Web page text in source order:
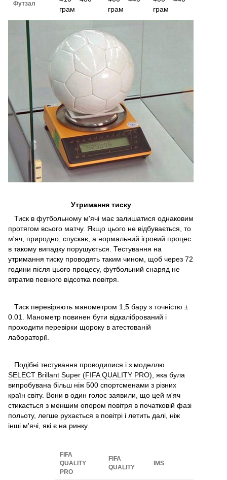
Футзал
грам
грам
грам
Утримання тиску
Тиск в футбольному м'ячі має залишатися однаковим
протягом всього матчу. Якщо цього не відбувається, то
м'яч, природно, спускає, а нормальний ігровий процес
в такому випадку порушується. Тестування на
утримання тиску проводять таким чином, щоб через 72
години після цього процесу, футбольний снаряд не
втратив певного відсотка повітря.
Тиск перевіряють манометром 1,5 бару з точністю ±
0.01. Манометр повинен бути відкалібрований і
проходити перевірки щороку в атестованій
лабораторії.
Подібні тестування проводилися і з моделлю
SELECT Brillant Super (FIFA QUALITY PRO), яка була
випробувана більш ніж 500 спортсменами з різних
країн світу. Вони в один голос заявили, що цей м'яч
стикається з меншим опором повітря в початковій фазі
польоту, легше рухається в повітрі і летить далі, ніж
інші м'ячі, які є на ринку.
FIFA
QUALITY
PRO
FIFA
QUALITY
IMS